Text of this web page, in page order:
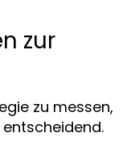
zur
zu messen,